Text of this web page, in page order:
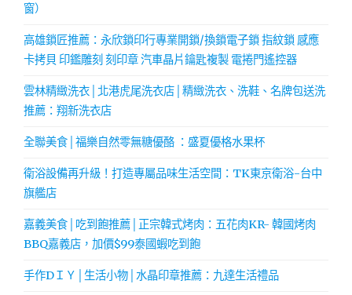
窗）
高雄鎖匠推薦：永欣鎖印行專業開鎖/換鎖電子鎖 指紋鎖 感應
卡拷貝 印鑑雕刻 刻印章 汽車晶片鑰匙複製 電捲門遙控器
雲林精緻洗衣│北港虎尾洗衣店│精緻洗衣、洗鞋、名牌包送洗
推薦：翔新洗衣店
全聯美食│福樂自然零無糖優酪 ：盛夏優格水果杯
衛浴設備再升級！打造專屬品味生活空間：TK東京衛浴-台中
旗艦店
嘉義美食│吃到飽推薦│正宗韓式烤肉：五花肉KR- 韓國烤肉
BBQ嘉義店，加價$99泰國蝦吃到飽
手作DＩＹ│生活小物│水晶印章推薦：九達生活禮品